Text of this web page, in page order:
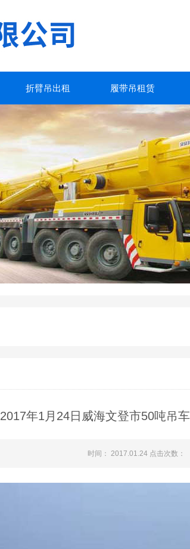
折臂吊出租 履带吊租赁
2017年1月24日威海文登市50吨吊
时间： 2017.01.24 点击次数：